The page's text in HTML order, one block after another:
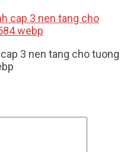
3 nen tang cho tuong